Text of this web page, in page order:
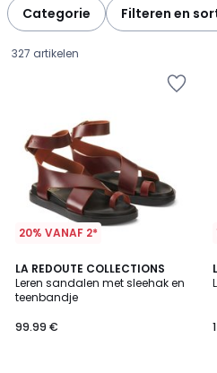
Categorie Filteren en
327 artikelen
20% VANAF 2*
LA REDOUTE COLLECTIONS
Leren sandalen met sleehak en
teenbandje
€.
99.99 €
4.4
/ 5
2
Kleuren